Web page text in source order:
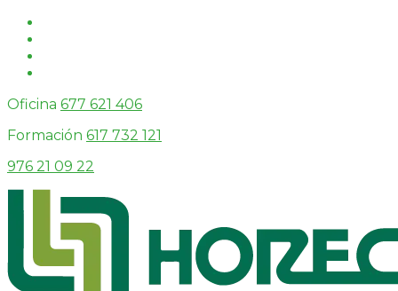
Oficina 677 621 406
Formación 617 732 121
976 21 09 22